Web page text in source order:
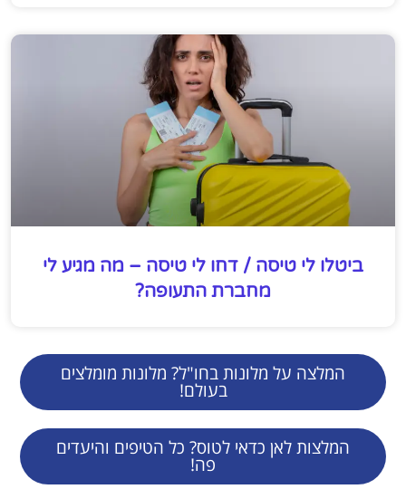
ביטלו לי טיסה / דחו לי טיסה – מה מגיע לי
מחברת התעופה?
המלצה על מלונות בחו"ל? מלונות מומלצים
בעולם!
המלצות לאן כדאי לטוס? כל הטיפים והיעדים
פה!